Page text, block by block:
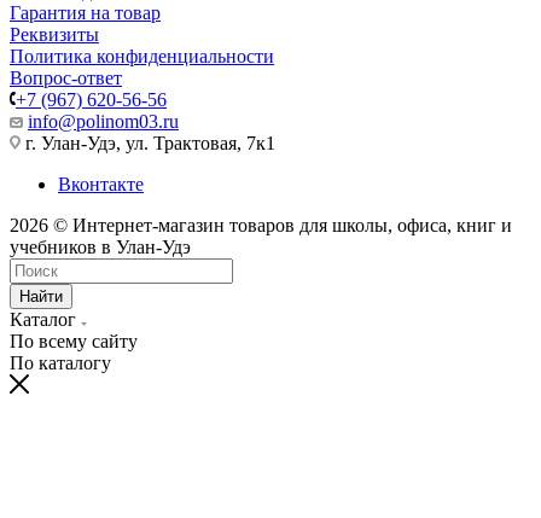
Гарантия на товар
Реквизиты
Политика конфиденциальности
Вопрос-ответ
+7 (967) 620-56-56
info@polinom03.ru
г. Улан-Удэ, ул. Трактовая, 7к1
Вконтакте
2026 © Интернет-магазин товаров для школы, офиса, книг и
учебников в Улан-Удэ
Найти
Каталог
По всему сайту
По каталогу